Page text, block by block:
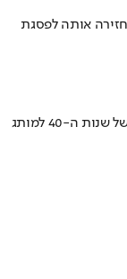
אותה לפסגת
איך אסם הפכה את תקופת הצנע והמחסור הקשה של שנות ה-40 למותג